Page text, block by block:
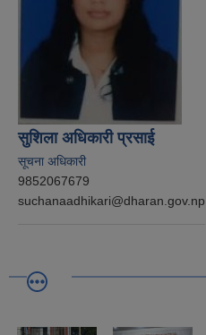
सुशिला अधिकारी प्रसाई
सूचना अधिकारी
9852067679
suchanaadhikari@dharan.gov.np